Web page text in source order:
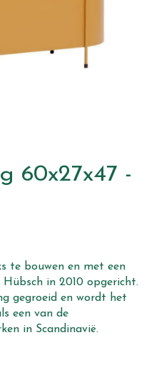
60x27x47 -
te bouwen en met een
in 2010 opgericht.
gegroeid en wordt het
een van de
in Scandinavië.
is